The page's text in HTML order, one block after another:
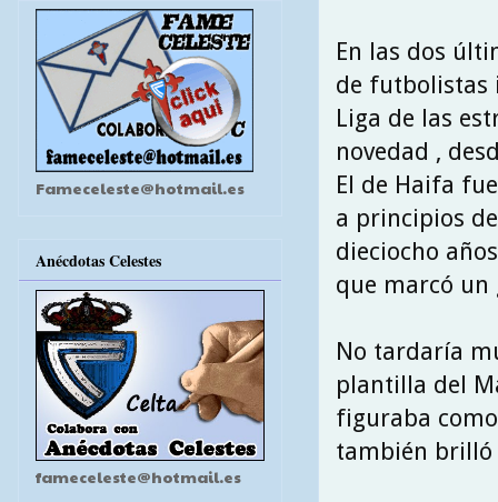
En las dos
de futbolistas
Liga de las
novedad ,
El de Haifa
a principios
dieciocho
que marcó un
No tardaría
plantilla del
figuraba
también brilló
Fameceleste@hotmail.es
Anécdotas Celestes
fameceleste@hotmail.es